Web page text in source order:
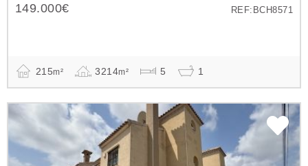
REF:BCH8571
149.000€
215m² 3214m² 5 1